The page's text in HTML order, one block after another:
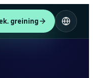
greining